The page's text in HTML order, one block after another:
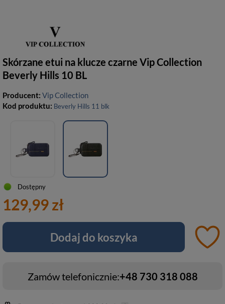
Skórzane etui na klucze czarne Vip Collection
Beverly Hills 10 BL
Producent: Vip Collection
Kod produktu: Beverly Hills 11 blk
Dostępny
129,99 zł
Dodaj do koszyka
Zamów telefonicznie:+48 730 318 088